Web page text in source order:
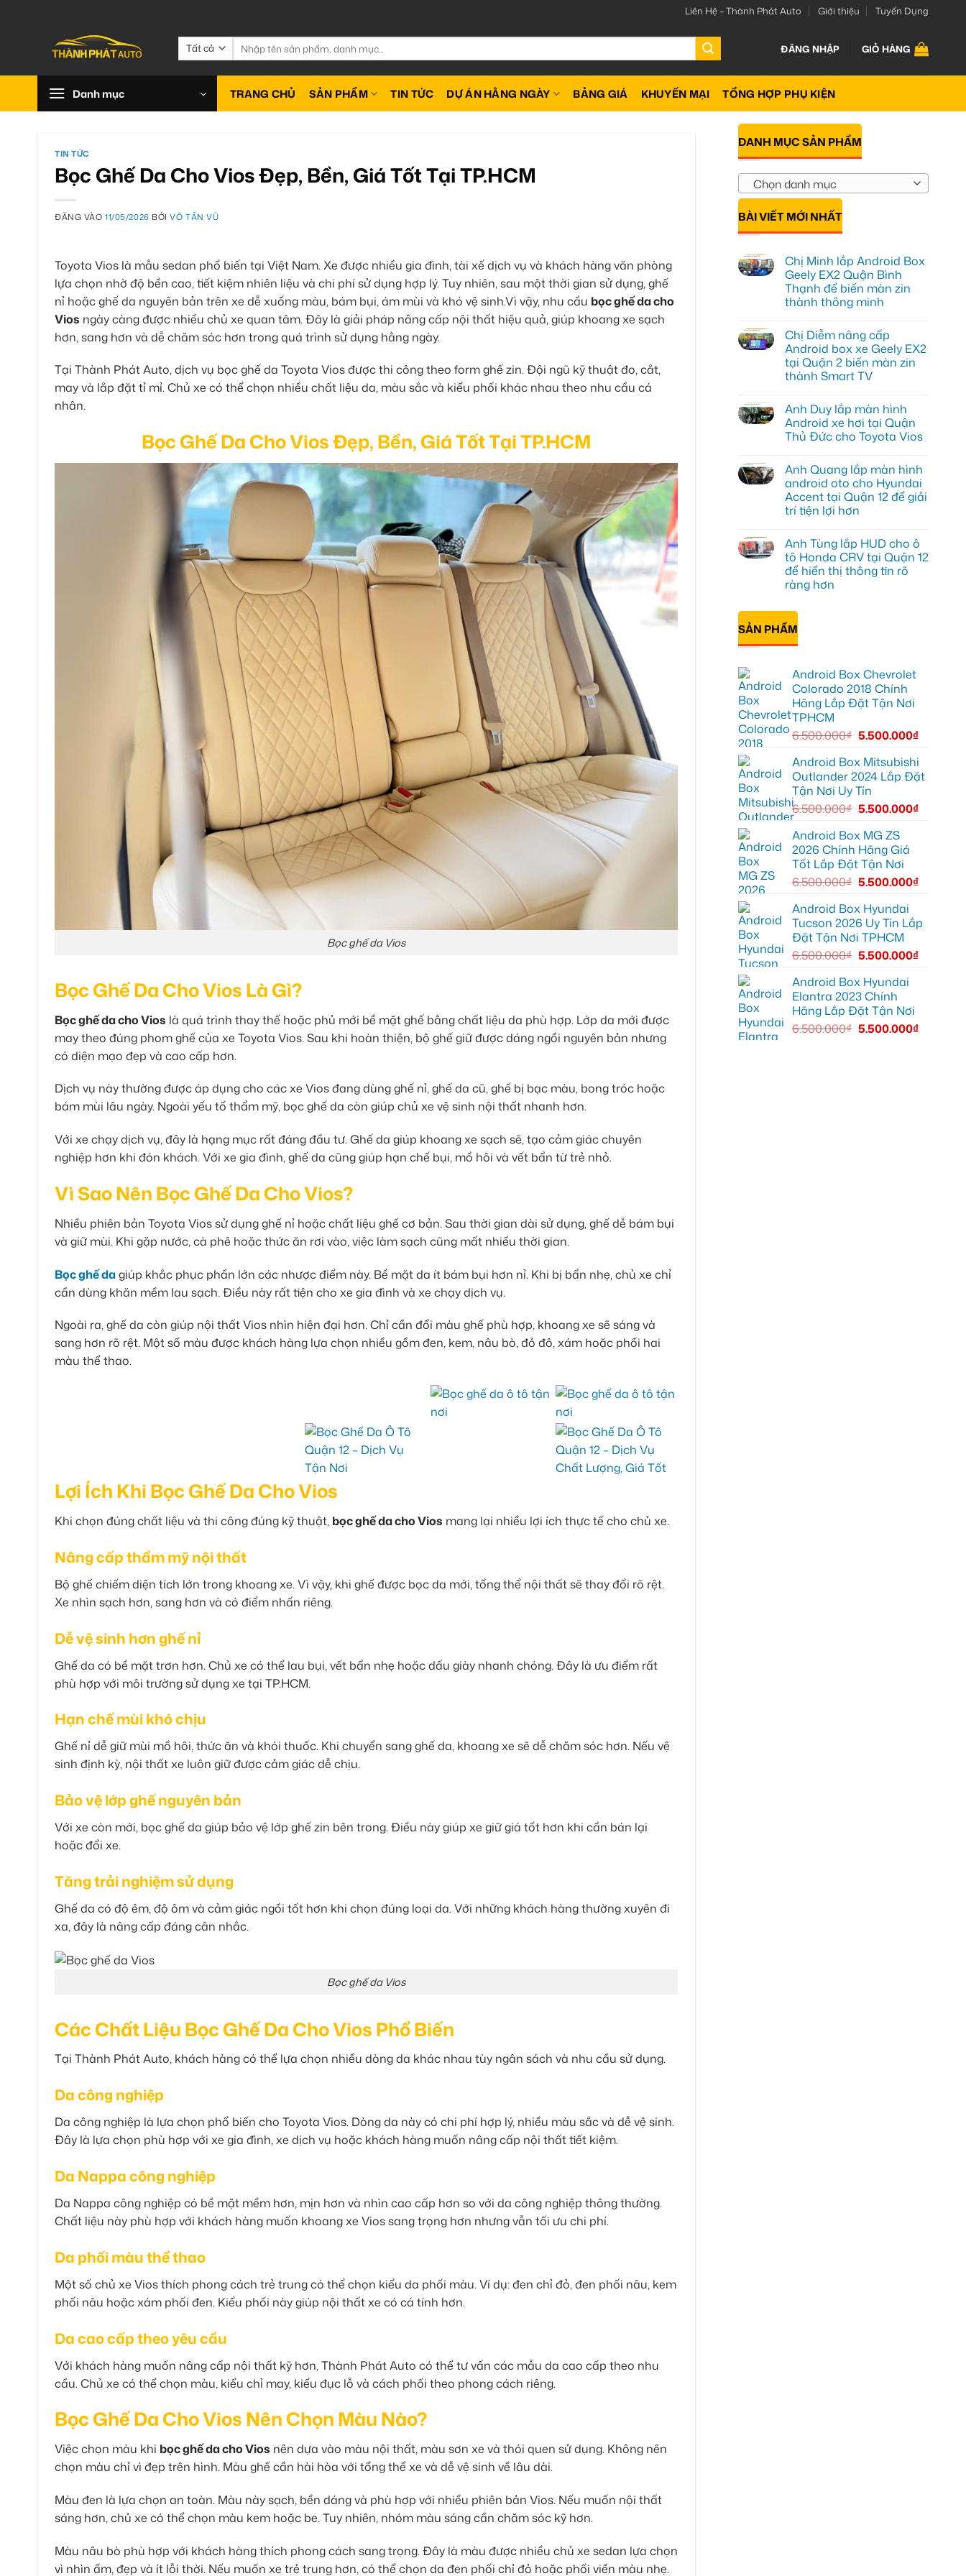
Liên Hệ – Thành Phát Auto Giới thiệu Tuyển Dụng
Tìm
kiếm:
ĐĂNG NHẬP GIỎ HÀNG
Danh mục TRANG CHỦ SẢN PHẨM TIN TỨC DỰ ÁN HẰNG NGÀY BẢNG GIÁ KHUYẾN MẠI TỔNG HỢP PHỤ KIỆN
TIN TỨC
Bọc Ghế Da Cho Vios Đẹp, Bền, Giá Tốt Tại TP.HCM
ĐĂNG VÀO11/05/2026 BỞIVÕ TẤN VŨ
Toyota Vios là mẫu sedan phổ biến tại Việt Nam. Xe được nhiều gia đình, tài xế dịch vụ và khách hàng văn phòng
lựa chọn nhờ độ bền cao, tiết kiệm nhiên liệu và chi phí sử dụng hợp lý. Tuy nhiên, sau một thời gian sử dụng, ghế
nỉ hoặc ghế da nguyên bản trên xe dễ xuống màu, bám bụi, ám mùi và khó vệ sinh.Vì vậy, nhu cầu bọc ghế da cho
Vios ngày càng được nhiều chủ xe quan tâm. Đây là giải pháp nâng cấp nội thất hiệu quả, giúp khoang xe sạch
hơn, sang hơn và dễ chăm sóc hơn trong quá trình sử dụng hằng ngày.
Tại Thành Phát Auto, dịch vụ bọc ghế da Toyota Vios được thi công theo form ghế zin. Đội ngũ kỹ thuật đo, cắt,
may và lắp đặt tỉ mỉ. Chủ xe có thể chọn nhiều chất liệu da, màu sắc và kiểu phối khác nhau theo nhu cầu cá
nhân.
Bọc Ghế Da Cho Vios Đẹp, Bền, Giá Tốt Tại TP.HCM
Bọc ghế da Vios
Bọc Ghế Da Cho Vios Là Gì?
Bọc ghế da cho Vios là quá trình thay thế hoặc phủ mới bề mặt ghế bằng chất liệu da phù hợp. Lớp da mới được
may theo đúng phom ghế của xe Toyota Vios. Sau khi hoàn thiện, bộ ghế giữ được dáng ngồi nguyên bản nhưng
có diện mạo đẹp và cao cấp hơn.
Dịch vụ này thường được áp dụng cho các xe Vios đang dùng ghế nỉ, ghế da cũ, ghế bị bạc màu, bong tróc hoặc
bám mùi lâu ngày. Ngoài yếu tố thẩm mỹ, bọc ghế da còn giúp chủ xe vệ sinh nội thất nhanh hơn.
Với xe chạy dịch vụ, đây là hạng mục rất đáng đầu tư. Ghế da giúp khoang xe sạch sẽ, tạo cảm giác chuyên
nghiệp hơn khi đón khách. Với xe gia đình, ghế da cũng giúp hạn chế bụi, mồ hôi và vết bẩn từ trẻ nhỏ.
Vì Sao Nên Bọc Ghế Da Cho Vios?
Nhiều phiên bản Toyota Vios sử dụng ghế nỉ hoặc chất liệu ghế cơ bản. Sau thời gian dài sử dụng, ghế dễ bám bụi
và giữ mùi. Khi gặp nước, cà phê hoặc thức ăn rơi vào, việc làm sạch cũng mất nhiều thời gian.
Bọc ghế dagiúp khắc phục phần lớn các nhược điểm này. Bề mặt da ít bám bụi hơn nỉ. Khi bị bẩn nhẹ, chủ xe chỉ
cần dùng khăn mềm lau sạch. Điều này rất tiện cho xe gia đình và xe chạy dịch vụ.
Ngoài ra, ghế da còn giúp nội thất Vios nhìn hiện đại hơn. Chỉ cần đổi màu ghế phù hợp, khoang xe sẽ sáng và
sang hơn rõ rệt. Một số màu được khách hàng lựa chọn nhiều gồm đen, kem, nâu bò, đỏ đô, xám hoặc phối hai
màu thể thao.
Lợi Ích Khi Bọc Ghế Da Cho Vios
Khi chọn đúng chất liệu và thi công đúng kỹ thuật, bọc ghế da cho Vios mang lại nhiều lợi ích thực tế cho chủ xe.
Nâng cấp thẩm mỹ nội thất
Bộ ghế chiếm diện tích lớn trong khoang xe. Vì vậy, khi ghế được bọc da mới, tổng thể nội thất sẽ thay đổi rõ rệt.
Xe nhìn sạch hơn, sang hơn và có điểm nhấn riêng.
Dễ vệ sinh hơn ghế nỉ
Ghế da có bề mặt trơn hơn. Chủ xe có thể lau bụi, vết bẩn nhẹ hoặc dấu giày nhanh chóng. Đây là ưu điểm rất
phù hợp với môi trường sử dụng xe tại TP.HCM.
Hạn chế mùi khó chịu
Ghế nỉ dễ giữ mùi mồ hôi, thức ăn và khói thuốc. Khi chuyển sang ghế da, khoang xe sẽ dễ chăm sóc hơn. Nếu vệ
sinh định kỳ, nội thất xe luôn giữ được cảm giác dễ chịu.
Bảo vệ lớp ghế nguyên bản
Với xe còn mới, bọc ghế da giúp bảo vệ lớp ghế zin bên trong. Điều này giúp xe giữ giá tốt hơn khi cần bán lại
hoặc đổi xe.
Tăng trải nghiệm sử dụng
Ghế da có độ êm, độ ôm và cảm giác ngồi tốt hơn khi chọn đúng loại da. Với những khách hàng thường xuyên đi
xa, đây là nâng cấp đáng cân nhắc.
Bọc ghế da Vios
Các Chất Liệu Bọc Ghế Da Cho Vios Phổ Biến
Tại Thành Phát Auto, khách hàng có thể lựa chọn nhiều dòng da khác nhau tùy ngân sách và nhu cầu sử dụng.
Da công nghiệp
Da công nghiệp là lựa chọn phổ biến cho Toyota Vios. Dòng da này có chi phí hợp lý, nhiều màu sắc và dễ vệ sinh.
Đây là lựa chọn phù hợp với xe gia đình, xe dịch vụ hoặc khách hàng muốn nâng cấp nội thất tiết kiệm.
Da Nappa công nghiệp
Da Nappa công nghiệp có bề mặt mềm hơn, mịn hơn và nhìn cao cấp hơn so với da công nghiệp thông thường.
Chất liệu này phù hợp với khách hàng muốn khoang xe Vios sang trọng hơn nhưng vẫn tối ưu chi phí.
Da phối màu thể thao
Một số chủ xe Vios thích phong cách trẻ trung có thể chọn kiểu da phối màu. Ví dụ: đen chỉ đỏ, đen phối nâu, kem
phối nâu hoặc xám phối đen. Kiểu phối này giúp nội thất xe có cá tính hơn.
Da cao cấp theo yêu cầu
Với khách hàng muốn nâng cấp nội thất kỹ hơn, Thành Phát Auto có thể tư vấn các mẫu da cao cấp theo nhu
cầu. Chủ xe có thể chọn màu, kiểu chỉ may, kiểu đục lỗ và cách phối theo phong cách riêng.
Bọc Ghế Da Cho Vios Nên Chọn Màu Nào?
Việc chọn màu khi bọc ghế da cho Vios nên dựa vào màu nội thất, màu sơn xe và thói quen sử dụng. Không nên
chọn màu chỉ vì đẹp trên hình. Màu ghế cần hài hòa với tổng thể xe và dễ vệ sinh về lâu dài.
Màu đen là lựa chọn an toàn. Màu này sạch, bền dáng và phù hợp với nhiều phiên bản Vios. Nếu muốn nội thất
sáng hơn, chủ xe có thể chọn màu kem hoặc be. Tuy nhiên, nhóm màu sáng cần chăm sóc kỹ hơn.
Màu nâu bò phù hợp với khách hàng thích phong cách sang trọng. Đây là màu được nhiều chủ xe sedan lựa chọn
vì nhìn ấm, đẹp và ít lỗi thời. Nếu muốn xe trẻ trung hơn, có thể chọn da đen phối chỉ đỏ hoặc phối viền màu nhẹ.
DANH MỤC SẢN PHẨM
Chọn danh mục
BÀI VIẾT MỚI NHẤT
Chị Minh lắp Android Box
Geely EX2 Quận Bình
Thạnh để biến màn zin
thành thông minh
bình
luận
ở
Chị
Minh
lắp
Geely
EX2
Quận
Bình
biến
màn
zin
thành
thông
minh
Chị Diễm nâng cấp
Android box xe Geely EX2
tại Quận 2 biến màn zin
thành Smart TV
bình
luận
ở
Chị
cấp
Android
box
xe
Geely
EX2
2
biến
màn
zin
thành
Smart
Anh Duy lắp màn hình
Android xe hơi tại Quận
Thủ Đức cho Toyota Vios
bình
luận
ở
Anh
Duy
lắp
Android
xe
hơi
tại
Quận
Thủ
cho
Vios
Anh Quang lắp màn hình
android oto cho Hyundai
Accent tại Quận 12 để giải
trí tiện lợi hơn
bình
luận
ở
Anh
Quang
lắp
hình
oto
cho
Hyundai
Quận
để
giải
trí
tiện
lợi
hơn
Anh Tùng lắp HUD cho ô
tô Honda CRV tại Quận 12
để hiển thị thông tin rõ
ràng hơn
có
luận
ở
Anh
HUD
cho
Honda
CRV
tại
Quận
hiển
thị
thông
rõ
ràng
hơn
SẢN PHẨM
Android Box Chevrolet
Colorado 2018 Chính
Hãng Lắp Đặt Tận Nơi
TPHCM
6.500.000₫ 5.500.000₫
Android Box Mitsubishi
Outlander 2024 Lắp Đặt
Tận Nơi Uy Tín
6.500.000₫ 5.500.000₫
Android Box MG ZS
2026 Chính Hãng Giá
Tốt Lắp Đặt Tận Nơi
6.500.000₫ 5.500.000₫
Android Box Hyundai
Tucson 2026 Uy Tín Lắp
Đặt Tận Nơi TPHCM
6.500.000₫ 5.500.000₫
Android Box Hyundai
Elantra 2023 Chính
Hãng Lắp Đặt Tận Nơi
6.500.000₫ 5.500.000₫